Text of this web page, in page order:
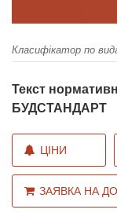
Класифікатор по
Текст
БУДСТАНДАРТ
ЦІНИ
ЗАЯВКА НА